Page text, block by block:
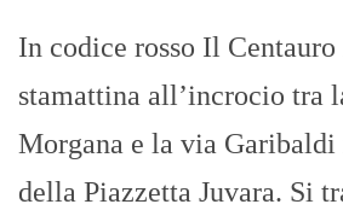
In codice rosso Il
stamattina all’incrocio tra
Morgana e la via
della Piazzetta Juvara. Si